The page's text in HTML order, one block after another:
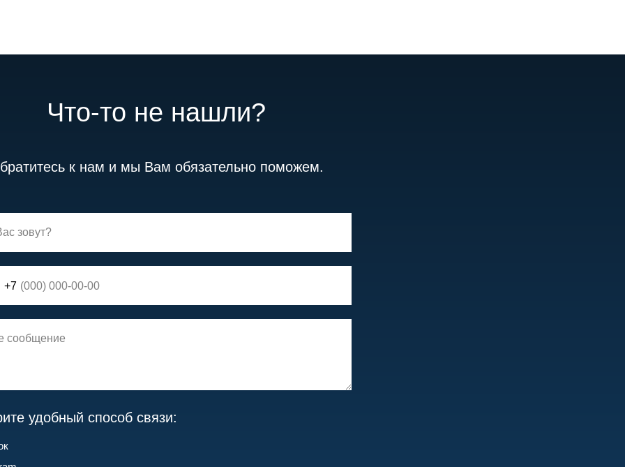
Что-то не нашли?
к нам и мы Вам обязательно поможем.
+7
удобный способ связи: